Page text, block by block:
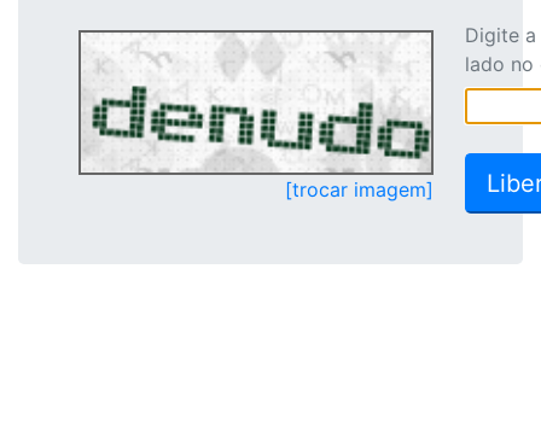
[trocar imagem]
Digite
lado no